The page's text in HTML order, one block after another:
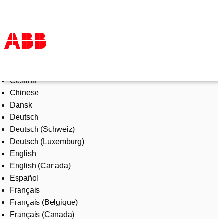
Products & Solutions
Industries
Services
About us
Where to buy
Contact us
Careers
Čeština
Chinese
Dansk
Deutsch
Deutsch (Schweiz)
Deutsch (Luxemburg)
English
English (Canada)
Español
Français
Français (Belgique)
Français (Canada)